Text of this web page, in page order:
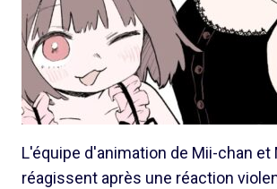
L'équipe d'animation de Mii-chan et
réagissent après une réaction